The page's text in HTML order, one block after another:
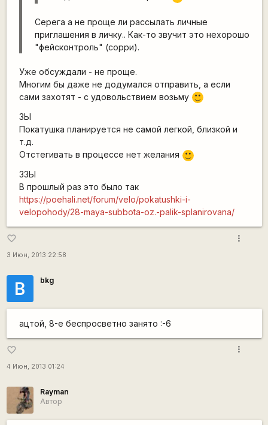
/
Серега а не проще ли рассылать личные
приглашения в личку.. Как-то звучит это нехорошо
"фейсконтроль" (сорри).
Уже обсуждали - не проще.
Многим бы даже не додумался отправить, а если
сами захотят - с удовольствием возьму :)
ЗЫ
Покатушка планируется не самой легкой, близкой и
т.д.
Отстегивать в процессе нет желания
:)
ЗЗЫ
В прошлый раз это было так
https://poehali.net/forum/velo/pokatushki-i-
velopohody/28-maya-subbota-oz.-palik-splanirovana/
favorite_border
3 Июн, 2013 22:58
more_vert
B bkg
ацтой, 8-е беспросветно занято :-6
favorite_border
4 Июн, 2013 01:24
more_vert
Rаyman
Автор